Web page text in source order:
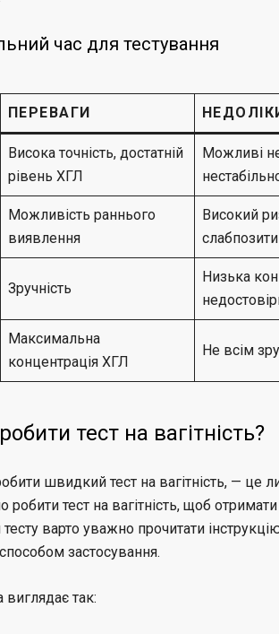
час для тестування
ПЕРЕВАГИ
Висока точність, достатній
рівень ХГЛ
Можливі
Можливість раннього
виявлення
Високий
Зручність
Низька
Максимальна
концентрація ХГЛ
Не всім
тест на вагітність?
швидкий тест на вагітність, —
робити тест на вагітність, щоб
варто уважно прочитати
застосування.
так: